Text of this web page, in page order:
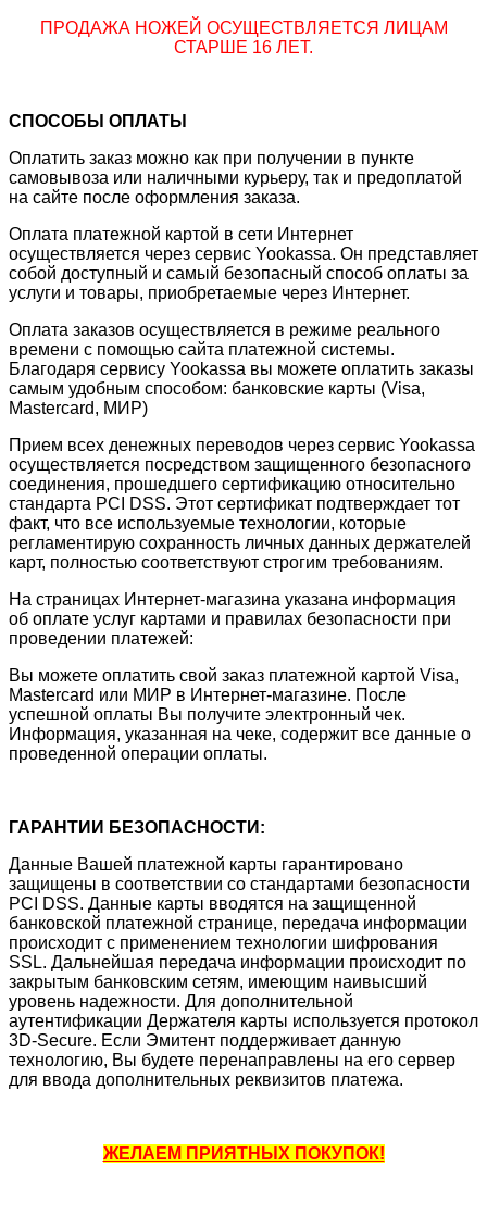
ПРОДАЖА НОЖЕЙ ОСУЩЕСТВЛЯЕТСЯ ЛИЦАМ
СТАРШЕ 16 ЛЕТ.
СПОСОБЫ ОПЛАТЫ
Оплатить заказ можно как при получении в пункте
самовывоза или наличными курьеру, так и предоплатой
на сайте после оформления заказа.
Оплата платежной картой в сети Интернет
осуществляется через сервис Yookassa. Он представляет
собой доступный и самый безопасный способ оплаты за
услуги и товары, приобретаемые через Интернет.
Оплата заказов осуществляется в режиме реального
времени с помощью сайта платежной системы.
Благодаря сервису Yookassa вы можете оплатить заказы
самым удобным способом: банковские карты (Visa,
Mastercard, МИР)
Прием всех денежных переводов через сервис Yookassa
осуществляется посредством защищенного безопасного
соединения, прошедшего сертификацию относительно
стандарта PCI DSS. Этот сертификат подтверждает тот
факт, что все используемые технологии, которые
регламентирую сохранность личных данных держателей
карт, полностью соответствуют строгим требованиям.
На страницах Интернет-магазина указана информация
об оплате услуг картами и правилах безопасности при
проведении платежей:
Вы можете оплатить свой заказ платежной картой Visa,
Mastercard или МИР в Интернет-магазине. После
успешной оплаты Вы получите электронный чек.
Информация, указанная на чеке, содержит все данные о
проведенной операции оплаты.
ГАРАНТИИ БЕЗОПАСНОСТИ:
Данные Вашей платежной карты гарантировано
защищены в соответствии со стандартами безопасности
PCI DSS. Данные карты вводятся на защищенной
банковской платежной странице, передача информации
происходит с применением технологии шифрования
SSL. Дальнейшая передача информации происходит по
закрытым банковским сетям, имеющим наивысший
уровень надежности. Для дополнительной
аутентификации Держателя карты используется протокол
3D-Secure. Если Эмитент поддерживает данную
технологию, Вы будете перенаправлены на его сервер
для ввода дополнительных реквизитов платежа.
ЖЕЛАЕМ ПРИЯТНЫХ ПОКУПОК!